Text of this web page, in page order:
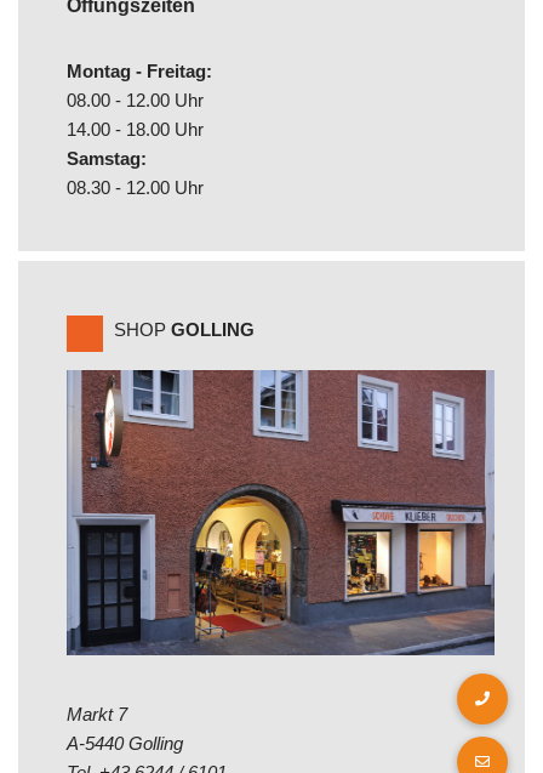
Öffungszeiten
Montag - Freitag:
08.00 - 12.00 Uhr
14.00 - 18.00 Uhr
Samstag:
08.30 - 12.00 Uhr
SHOP GOLLING
Markt 7
A-5440 Golling